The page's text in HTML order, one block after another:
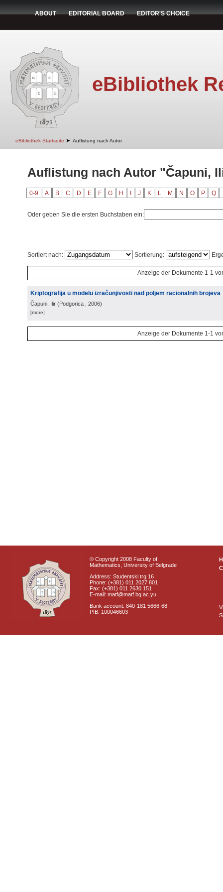
ABOUT EDITORIAL BOARD EDITOR'S CHOICE
eBibliothek
eBibliothek Startseite ➤ Auflistung nach Autor
Auflistung nach Autor "Čapuni,
0-9 A B C D E F G H J K L M N O P Q
Oder geben Sie die ersten Buchstaben ein:
Sortiert nach: Sortierung:
Anzeige der Dokumente 1-1
Kriptografija u modelu izračunjivosti nad poljem racionalnih brojeva
Čapuni, Ilir (Podgorica , 2006)
[more]
Anzeige der Dokumente 1-1
© Copyright 2008 Faculty of
Mathematics, University of Belgrade
Address: Studentski trg 16
Phone: (+381) 011 2027 801
Fax: (+381) 011 2630 151
E-mail: matf@matf.bg.ac.yu
Bank account: 840-181 5666-68
PIB: 100046603